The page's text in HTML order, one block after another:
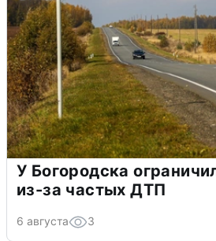
У Богородска
из-за частых ДТП
6 августа 3